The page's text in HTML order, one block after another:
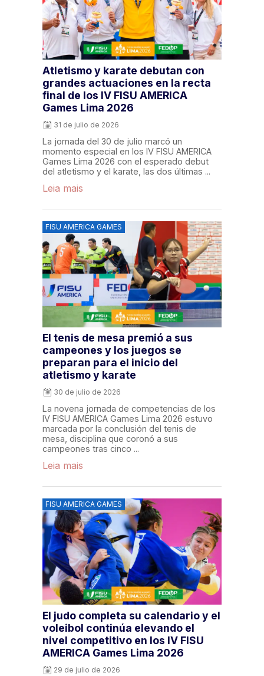
Atletismo y karate debutan con
grandes actuaciones en la recta
final de los IV FISU AMERICA
Games Lima 2026
31 de julio de 2026
La jornada del 30 de julio marcó un
momento especial en los IV FISU AMERICA
Games Lima 2026 con el esperado debut
del atletismo y el karate, las dos últimas ...
Leia mais
FISU AMERICA GAMES
El tenis de mesa premió a sus
campeones y los juegos se
preparan para el inicio del
atletismo y karate
30 de julio de 2026
La novena jornada de competencias de los
IV FISU AMERICA Games Lima 2026 estuvo
marcada por la conclusión del tenis de
mesa, disciplina que coronó a sus
campeones tras cinco ...
Leia mais
FISU AMERICA GAMES
El judo completa su calendario y el
voleibol continúa elevando el
nivel competitivo en los IV FISU
AMERICA Games Lima 2026
29 de julio de 2026